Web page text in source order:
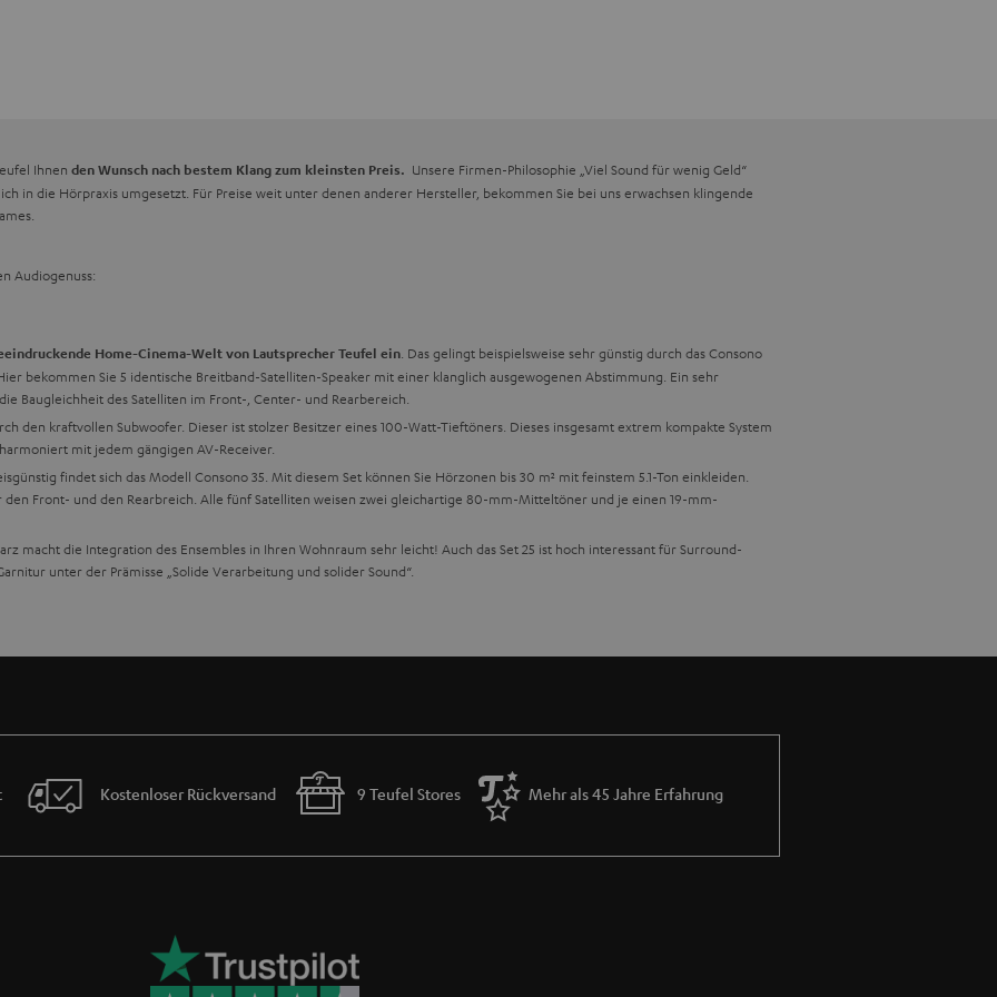
Ihnen den Wunsch nach bestem Klang zum kleinsten Preis. Unsere Firmen-Philosophie „Viel Sound für wenig Geld“
in die Hörpraxis umgesetzt. Für Preise weit unter denen anderer Hersteller, bekommen Sie bei uns erwachsen klingende
Audiogenuss:
Home-Cinema-Welt von Lautsprecher Teufel ein . Das gelingt beispielsweise sehr günstig durch das Consono
bekommen Sie 5 identische Breitband-Satelliten-Speaker mit einer klanglich ausgewogenen Abstimmung. Ein sehr
Baugleichheit des Satelliten im Front-, Center- und Rearbereich.
den kraftvollen Subwoofer. Dieser ist stolzer Besitzer eines 100-Watt-Tieftöners. Dieses insgesamt extrem kompakte System
mit jedem gängigen AV-Receiver.
findet sich das Modell Consono 35. Mit diesem Set können Sie Hörzonen bis 30 m² mit feinstem 5.1-Ton einkleiden.
Front- und den Rearbreich. Alle fünf Satelliten weisen zwei gleichartige 80-mm-Mitteltöner und je einen 19-mm-
macht die Integration des Ensembles in Ihren Wohnraum sehr leicht! Auch das Set 25 ist hoch interessant für Surround-
unter der Prämisse „Solide Verarbeitung und solider Sound“.
Kostenloser Rückversand 9 Teufel Stores Mehr als 45 Jahre Erfahrung